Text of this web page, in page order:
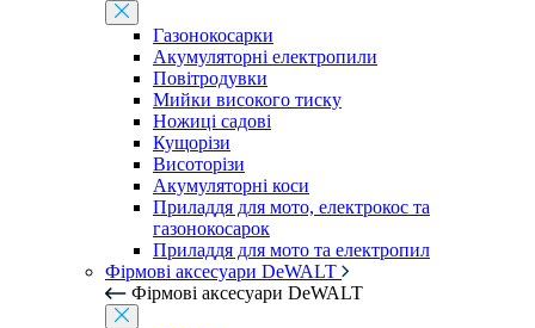
Газонокосарки
Акумуляторні електропили
Повітродувки
Мийки високого тиску
Ножиці садові
Кущорізи
Висоторізи
Акумуляторні коси
Приладдя для мото, електрокос та
газонокосарок
Приладдя для мото та електропил
Фірмові аксесуари DeWALT
Фірмові аксесуари DeWALT